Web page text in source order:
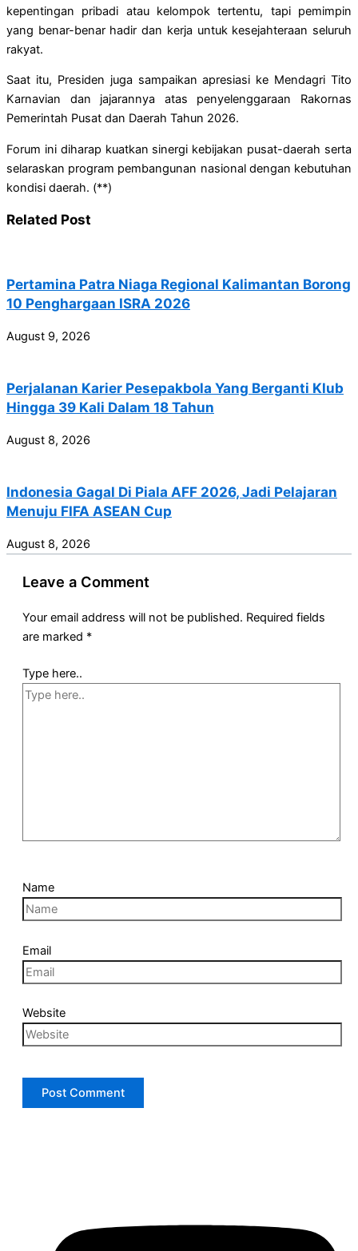
kepentingan pribadi atau kelompok tertentu, tapi pemimpin
yang benar-benar hadir dan kerja untuk kesejahteraan seluruh
rakyat.
Saat itu, Presiden juga sampaikan apresiasi ke Mendagri Tito
Karnavian dan jajarannya atas penyelenggaraan Rakornas
Pemerintah Pusat dan Daerah Tahun 2026.
Forum ini diharap kuatkan sinergi kebijakan pusat-daerah serta
selaraskan program pembangunan nasional dengan kebutuhan
kondisi daerah. (**)
Related Post
Pertamina Patra Niaga Regional Kalimantan Borong
10 Penghargaan ISRA 2026
August 9, 2026
Perjalanan Karier Pesepakbola Yang Berganti Klub
Hingga 39 Kali Dalam 18 Tahun
August 8, 2026
Indonesia Gagal Di Piala AFF 2026, Jadi Pelajaran
Menuju FIFA ASEAN Cup
August 8, 2026
Leave a Comment
Your email address will not be published. Required fields
are marked *
Type here..
Name
Email
Website